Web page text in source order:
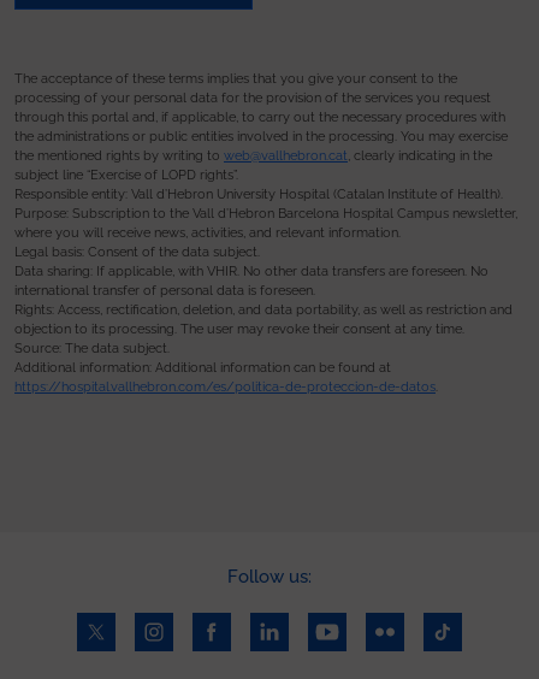
The acceptance of these terms implies that you give your consent to the
processing of your personal data for the provision of the services you request
through this portal and, if applicable, to carry out the necessary procedures with
the administrations or public entities involved in the processing. You may exercise
the mentioned rights by writing to web@vallhebron.cat, clearly indicating in the
subject line “Exercise of LOPD rights”.
Responsible entity: Vall d’Hebron University Hospital (Catalan Institute of Health).
Purpose: Subscription to the Vall d’Hebron Barcelona Hospital Campus newsletter,
where you will receive news, activities, and relevant information.
Legal basis: Consent of the data subject.
Data sharing: If applicable, with VHIR. No other data transfers are foreseen. No
international transfer of personal data is foreseen.
Rights: Access, rectification, deletion, and data portability, as well as restriction and
objection to its processing. The user may revoke their consent at any time.
Source: The data subject.
Additional information: Additional information can be found at
https://hospital.vallhebron.com/es/politica-de-proteccion-de-datos
Follow us: